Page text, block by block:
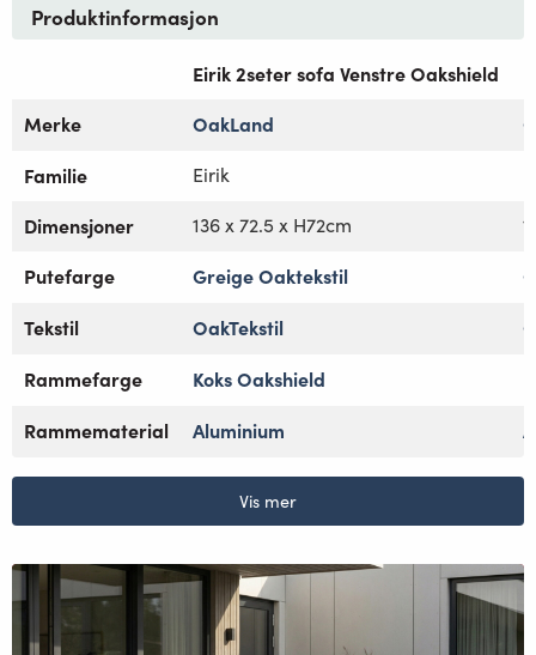
Produktinformasjon
Eirik 2seter sofa Venstre Oakshield
Merke
OakLand
Familie
Eirik
Dimensjoner 136 x 72.5 x H72cm
Putefarge Greige Oaktekstil
Tekstil
OakTekstil
Rammefarge
Koks Oakshield
Rammematerial
Aluminium
Vis mer